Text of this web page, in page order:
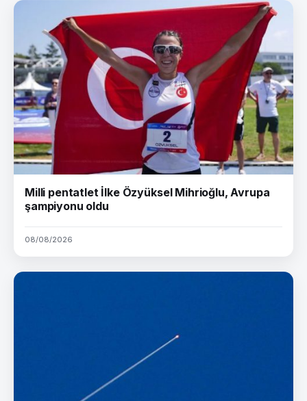
Milli pentatlet İlke Özyüksel Mihrioğlu, Avrupa
şampiyonu oldu
08/08/2026